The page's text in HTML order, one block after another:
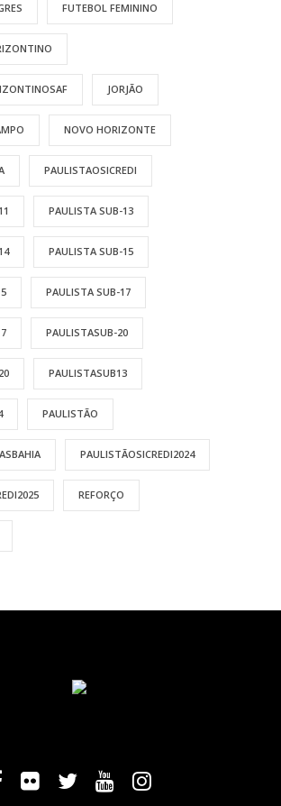
FUTEBOL FEMININO
JORJÃO
NOVO HORIZONTE
PAULISTAOSICREDI
PAULISTA SUB-13
PAULISTA SUB-15
PAULISTA SUB-17
PAULISTASUB-20
PAULISTASUB13
PAULISTÃO
PAULISTÃOSICREDI2024
REFORÇO